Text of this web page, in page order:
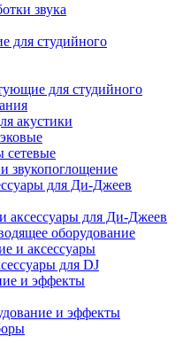
звука
для студийного
для студийного
акустики
сетевые
звукопоглощение
для Ди-Джеев
аксессуары для Ди-Джеев
оборудование
и аксессуары
для DJ
и эффекты
и эффекты